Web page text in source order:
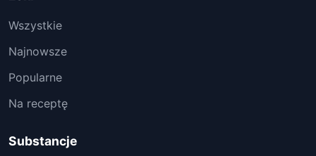
Wszystkie
Najnowsze
Popularne
Na receptę
Substancje